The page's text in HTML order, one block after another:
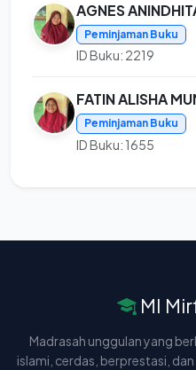
AGNES
Peminjaman Buku
ID Buku: 2219
FATIN ALISHA
Peminjaman Buku
ID Buku: 1655
MI
Madrasah unggulan yang
islami, cerdas, berprestasi,